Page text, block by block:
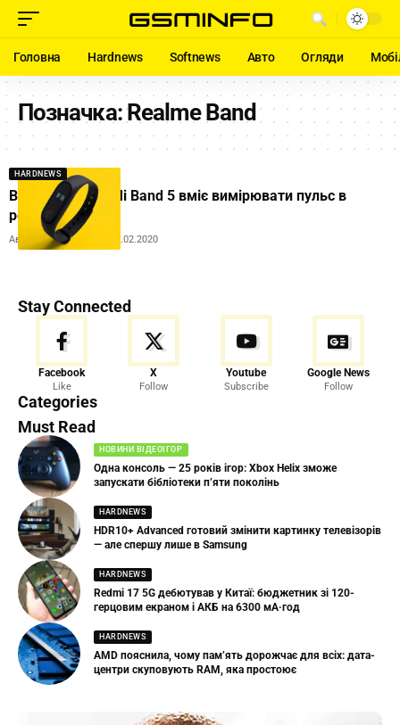
Головна Hardnews Softnews Авто Огляди
Позначка:Realme Band
HARDNEWS
Вбивця Xiaomi Mi Band 5 вміє вимірювати пульс в
реальному часі
Автор: Andrew Orobets 28.02.2020
Stay Connected
Facebook
Like
X
Follow
Youtube
Subscribe
Google News
Follow
Categories
Must Read
НОВИНИ ВІДЕОІГОР
Одна консоль — 25 років ігор: Xbox Helix зможе
запускати бібліотеки п’яти поколінь
HARDNEWS
HDR10+ Advanced готовий змінити картинку телевізорів
— але спершу лише в Samsung
HARDNEWS
Redmi 17 5G дебютував у Китаї: бюджетник зі 120-
герцовим екраном і АКБ на 6300 мА·год
HARDNEWS
AMD пояснила, чому пам’ять дорожчає для всіх: дата-
центри скуповують RAM, яка простоює